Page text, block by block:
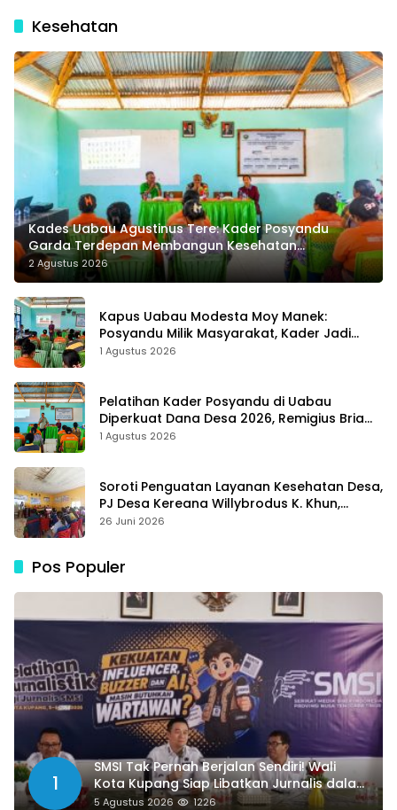
Kesehatan
Kades Uabau Agustinus Tere: Kader Posyandu
Garda Terdepan Membangun Kesehatan
Masyarakat Desa
2 Agustus 2026
Kapus Uabau Modesta Moy Manek:
Posyandu Milik Masyarakat, Kader Jadi
Ujung Tombak Perangi Stunting
1 Agustus 2026
Pelatihan Kader Posyandu di Uabau
Diperkuat Dana Desa 2026, Remigius Bria
Tekankan Transparansi dengan Libatkan
1 Agustus 2026
Soroti Penguatan Layanan Kesehatan Desa,
PJ Desa Kereana Willybrodus K. Khun,
Dukung Penuh Pelatihan Kader Posyandu
26 Juni 2026
Pos Populer
1
SMSI Tak Pernah Berjalan Sendiri! Wali
Kota Kupang Siap Libatkan Jurnalis dalam
Publikasi Program Pemkot
5 Agustus 2026 1226